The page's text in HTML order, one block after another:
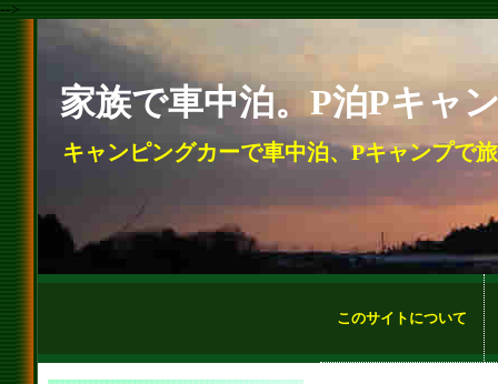
-->
家族で車中泊。P泊Pキャ
キャンピングカーで車中泊、Pキャンプで
このサイトについて